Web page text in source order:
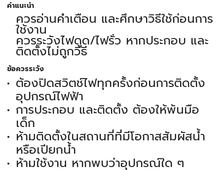
คำแนะนำ
ควรอ่านคำเตือน และศึกษาวิธีใช้ก่อนการ
ใช้งาน
ควรระวังไฟดูด/ไฟรั่ว หากประกอบ และ
ติดตั้งไม่ถูกวิธี
ข้อควรระวัง
ต้องปิดสวิตช์ไฟทุกครั้งก่อนการติดตั้ง
อุปกรณ์ไฟฟ้า
การประกอบ และติดตั้ง ต้องให้พ้นมือ
เด็ก
ห้ามติดตั้งในสถานที่ที่มีโอกาสสัมผัสน้ำ
หรือเปียกน้ำ
ห้ามใช้งาน หากพบว่าอุปกรณ์ใด ๆ